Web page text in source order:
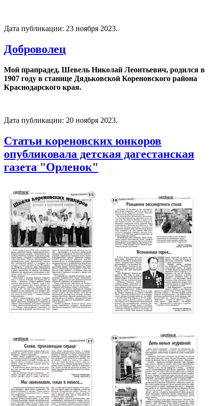
Дата публикации: 23 ноября 2023.
Доброволец
Мой прапрадед, Шевель Николай Леонтьевич, родился в
1907 году в станице Дядьковской Кореновского района
Краснодарского края.
Дата публикации: 20 ноября 2023.
Статьи кореновских юнкоров
опубликовала детская дагестанская
газета "Орленок"